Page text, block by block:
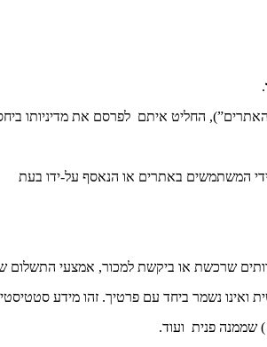
.
החליט איתם לפרסם את מדיניותו
המשתמשים באתרים או הנאסף על-ידו בעת
שרכשת או ביקשת למכור, אמצעי התשלום
ואינו נשמר ביחד עם פרטיך. זהו מידע סטטיסטי